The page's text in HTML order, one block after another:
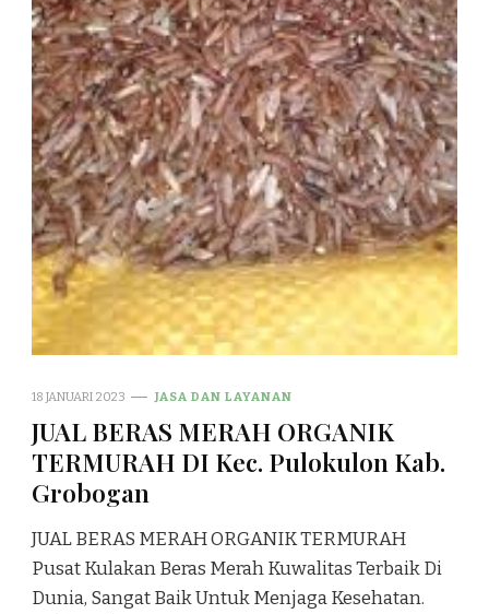
18 JANUARI 2023 JASA DAN LAYANAN
JUAL BERAS MERAH ORGANIK
TERMURAH DI Kec. Pulokulon Kab.
Grobogan
JUAL BERAS MERAH ORGANIK TERMURAH
Pusat Kulakan Beras Merah Kuwalitas Terbaik Di
Dunia, Sangat Baik Untuk Menjaga Kesehatan.